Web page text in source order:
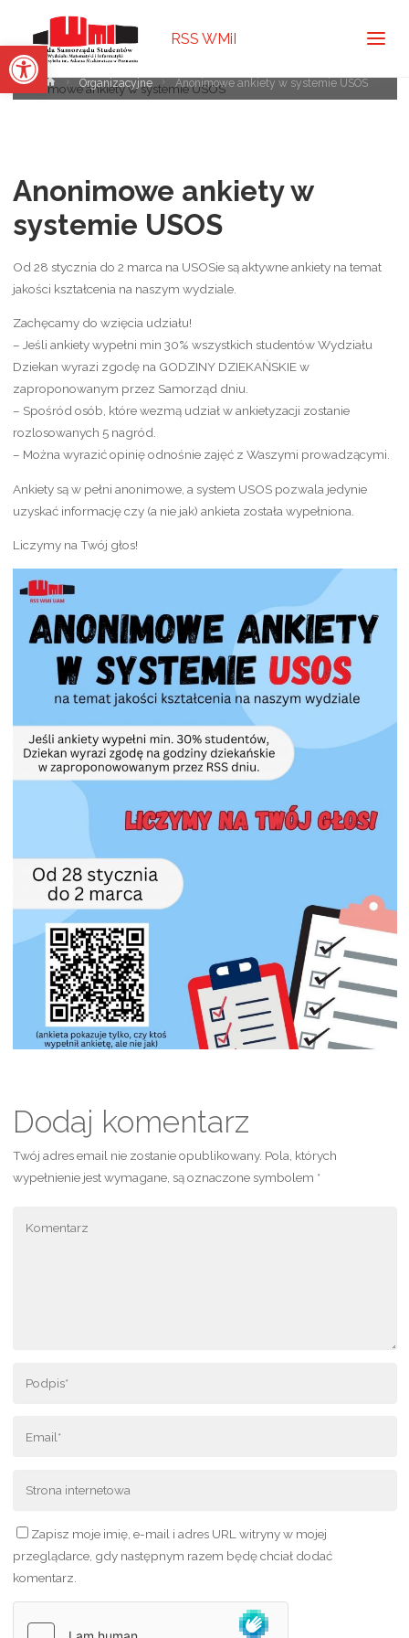
Open toolbar RSS WMiI
Dodany przez samorzad
Strona
główna
Organizacyjne Anonimowe ankiety w systemie USOS
Anonimowe ankiety w
systemie USOS
Od 28 stycznia do 2 marca na USOSie są aktywne ankiety na temat
jakości kształcenia na naszym wydziale.
Zachęcamy do wzięcia udziału!
– Jeśli ankiety wypełni min 30% wszystkich studentów Wydziału
Dziekan wyrazi zgodę na GODZINY DZIEKAŃSKIE w
zaproponowanym przez Samorząd dniu.
– Spośród osób, które wezmą udział w ankietyzacji zostanie
rozlosowanych 5 nagród.
– Można wyrazić opinię odnośnie zajęć z Waszymi prowadzącymi.
Ankiety są w pełni anonimowe, a system USOS pozwala jedynie
uzyskać informację czy (a nie jak) ankieta została wypełniona.
Liczymy na Twój głos!
Dodaj komentarz
Twój adres email nie zostanie opublikowany. Pola, których
wypełnienie jest wymagane, są oznaczone symbolem *
Zapisz moje imię, e-mail i adres URL witryny w mojej
przeglądarce, gdy następnym razem będę chciał dodać
komentarz.